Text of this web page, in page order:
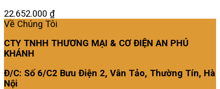
22.652.000 ₫
Về Chúng Tôi
CTY TNHH THƯƠNG MẠI & CƠ ĐIỆN AN PHÚ
KHÁNH
Đ/C: Số 6/C2 Bưu Điện 2, Vân Tảo, Thường Tín, Hà
Nội